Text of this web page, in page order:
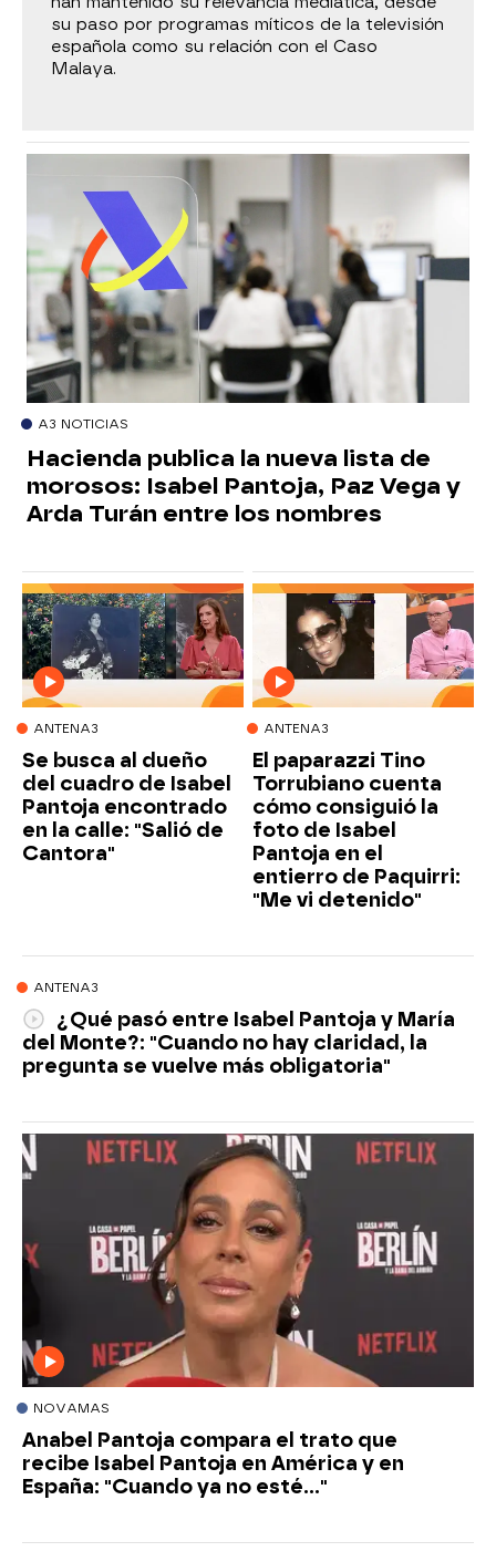
su paso por programas míticos de la televisión
española como su relación con el Caso
Malaya.
A3 NOTICIAS
Hacienda publica la nueva lista de
morosos: Isabel Pantoja, Paz Vega y
Arda Turán entre los nombres
ANTENA3
Se busca al dueño
del cuadro de Isabel
Pantoja encontrado
en la calle: "Salió de
Cantora"
ANTENA3
El paparazzi Tino
Torrubiano cuenta
cómo consiguió la
foto de Isabel
Pantoja en el
entierro de Paquirri:
"Me vi detenido"
ANTENA3
¿Qué pasó entre Isabel Pantoja y María
del Monte?: "Cuando no hay claridad, la
pregunta se vuelve más obligatoria"
NOVAMAS
Anabel Pantoja compara el trato que
recibe Isabel Pantoja en América y en
España: "Cuando ya no esté..."